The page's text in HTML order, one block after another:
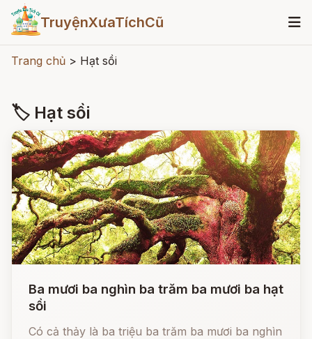
TruyệnXưaTíchCũ
Trang chủ > Hạt sồi
🏷 Hạt sồi
Ba mươi ba nghìn ba trăm ba mươi ba hạt
sồi
Có cả thảy là ba triệu ba trăm ba mươi ba nghìn